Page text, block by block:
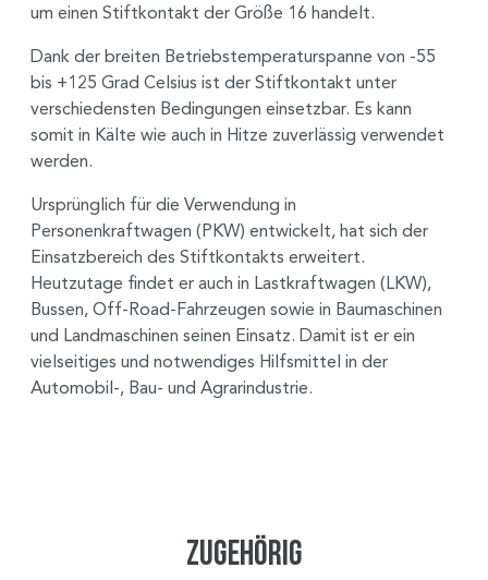
um einen Stiftkontakt der Größe 16 handelt.
Dank der breiten Betriebstemperaturspanne von -55
bis +125 Grad Celsius ist der Stiftkontakt unter
verschiedensten Bedingungen einsetzbar. Es kann
somit in Kälte wie auch in Hitze zuverlässig verwendet
werden.
Ursprünglich für die Verwendung in
Personenkraftwagen (PKW) entwickelt, hat sich der
Einsatzbereich des Stiftkontakts erweitert.
Heutzutage findet er auch in Lastkraftwagen (LKW),
Bussen, Off-Road-Fahrzeugen sowie in Baumaschinen
und Landmaschinen seinen Einsatz. Damit ist er ein
vielseitiges und notwendiges Hilfsmittel in der
Automobil-, Bau- und Agrarindustrie.
Zugehörig